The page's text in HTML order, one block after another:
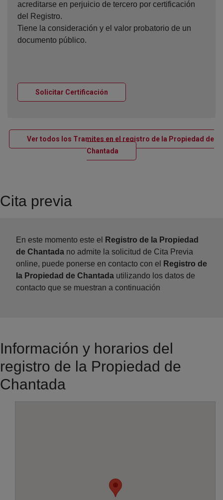
acreditarse en perjuicio de tercero por certificación
del Registro.
Tiene la consideración y el valor probatorio de un
documento público.
Solicitar Certificación
Ver todos los Tramites en el registro de la Propiedad de
Chantada Ventana nueva
Cita previa
En este momento este el
Registro de la Propiedad
de Chantada no admite la solicitud de Cita Previa
online, puede ponerse en contacto con el
Registro de
la Propiedad de Chantada utilizando los datos de
contacto que se muestran a continuación
Información y horarios del
registro de la Propiedad de
Chantada